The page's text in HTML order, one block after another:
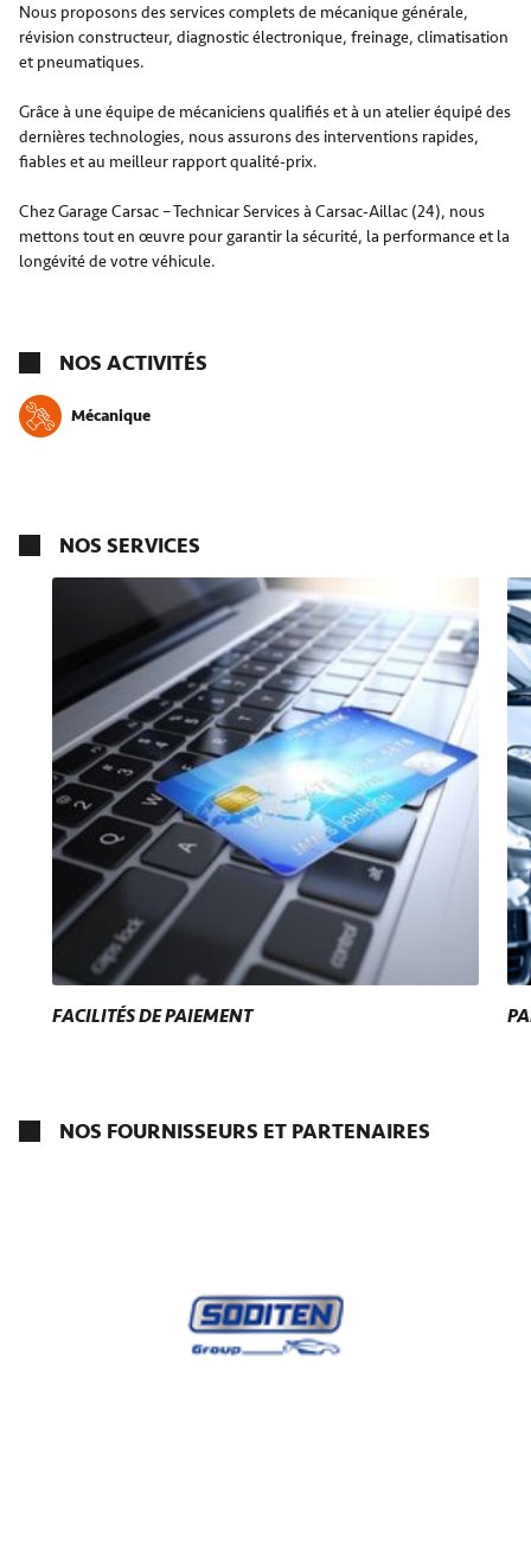
Nous proposons des services complets de mécanique générale,
révision constructeur, diagnostic électronique, freinage, climatisation
et pneumatiques.
Grâce à une équipe de mécaniciens qualifiés et à un atelier équipé des
dernières technologies, nous assurons des interventions rapides,
fiables et au meilleur rapport qualité-prix.
Chez Garage Carsac – Technicar Services à Carsac-Aillac (24), nous
mettons tout en œuvre pour garantir la sécurité, la performance et la
longévité de votre véhicule.
NOS ACTIVITÉS
Mécanique
NOS SERVICES
FACILITÉS DE PAIEMENT
NOS FOURNISSEURS ET PARTENAIRES